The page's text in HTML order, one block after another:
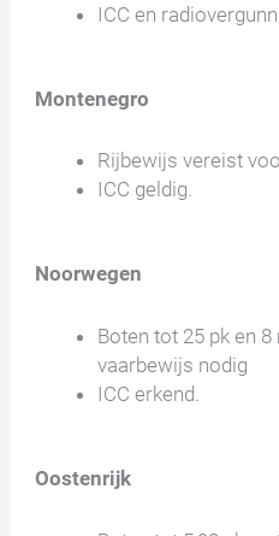
ICC en
Montenegro
Rijbewijs vereist
ICC geldig.
Noorwegen
Boten tot 25 pk en
vaarbewijs nodig
ICC erkend.
Oostenrijk